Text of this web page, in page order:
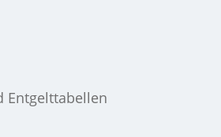
Entgelttabellen